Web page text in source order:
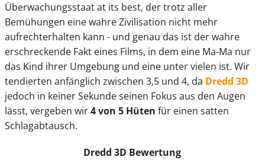
Überwachungsstaat at its best, der trotz aller
Bemühungen eine wahre Zivilisation nicht mehr
aufrechterhalten kann - und genau das ist der wahre
erschreckende Fakt eines Films, in dem eine Ma-Ma nur
das Kind ihrer Umgebung und eine unter vielen ist. Wir
tendierten anfänglich zwischen 3,5 und 4, da Dredd 3D
jedoch in keiner Sekunde seinen Fokus aus den Augen
lässt, vergeben wir4 von 5 Hüten für einen satten
Schlagabtausch.
Dredd 3D Bewertung